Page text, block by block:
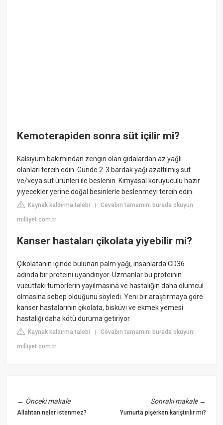
Kemoterapiden sonra süt içilir mi?
Kalsiyum bakımından zengin olan gıdalardan az yağlı
olanları tercih edin. Günde 2-3 bardak yağı azaltılmış süt
ve/veya süt ürünleri ile beslenin. Kimyasal koruyuculu hazır
yiyecekler yerine doğal besinlerle beslenmeyi tercih edin.
Kaynak kaldırma talebi |Cevabın tamamını burada okuyun:
milliyet.com.tr
Kanser hastaları çikolata yiyebilir mi?
Çikolatanın içinde bulunan palm yağı, insanlarda CD36
adında bir proteini uyandırıyor. Uzmanlar bu proteinin
vücuttaki tümörlerin yayılmasına ve hastalığın daha ölümcül
olmasına sebep olduğunu söyledi. Yeni bir araştırmaya göre
kanser hastalarının çikolata, bisküvi ve ekmek yemesi
hastalığı daha kötü duruma getiriyor.
Kaynak kaldırma talebi |Cevabın tamamını burada okuyun:
milliyet.com.tr
← Önceki makale
Allahtan neler istenmez?
Sonraki makale→
Yumurta pişerken karıştırılır mı?